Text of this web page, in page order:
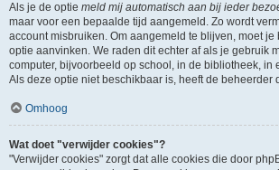
Als je de optie meld mij automatisch aan bij ieder
maar voor een bepaalde tijd aangemeld. Zo wordt
account misbruiken. Om aangemeld te blijven, moet
optie aanvinken. We raden dit echter af als je gebruik
computer, bijvoorbeeld op school, in de bibliotheek, in
Als deze optie niet beschikbaar is, heeft de beheerder
Omhoog
Wat doet "verwijder cookies"?
"Verwijder cookies" zorgt dat alle cookies die door